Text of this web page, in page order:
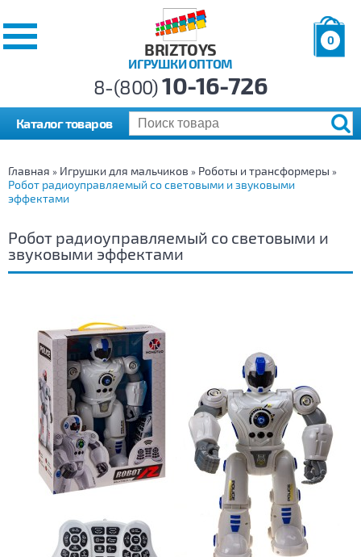
BRIZTOYS
ИГРУШКИ ОПТОМ
0
р.
8-(800)10-16-726
Каталог товаров
Главная » Игрушки для мальчиков » Роботы и трансформеры »
Робот радиоуправляемый со световыми и звуковыми
эффектами
Робот радиоуправляемый со световыми и
звуковыми эффектами